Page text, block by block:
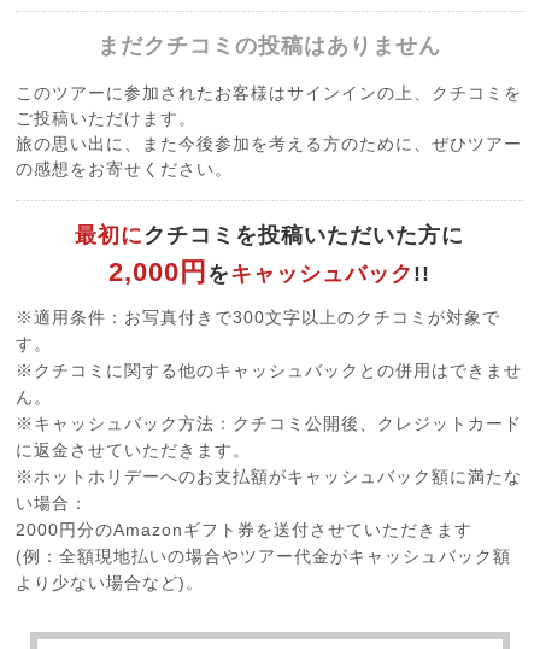
まだクチコミの投稿はありません
このツアーに参加されたお客様はサインインの上、クチコミを
ご投稿いただけます。
旅の思い出に、また今後参加を考える方のために、ぜひツアー
の感想をお寄せください。
最初にクチコミを投稿いただいた方に
2,000円 をキャッシュバック !!
※適用条件：お写真付きで300文字以上のクチコミが対象で
す。
※クチコミに関する他のキャッシュバックとの併用はできませ
ん。
※キャッシュバック方法：クチコミ公開後、クレジットカード
に返金させていただきます。
※ホットホリデーへのお支払額がキャッシュバック額に満たな
い場合：
2000円分のAmazonギフト券を送付させていただきます
(例：全額現地払いの場合やツアー代金がキャッシュバック額
より少ない場合など)。